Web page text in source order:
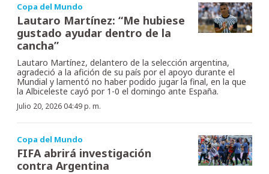
Copa del Mundo
Lautaro Martínez: “Me hubiese
gustado ayudar dentro de la
cancha”
Lautaro Martínez, delantero de la selección argentina,
agradeció a la afición de su país por el apoyo durante el
Mundial y lamentó no haber podido jugar la final, en la que
la Albiceleste cayó por 1-0 el domingo ante España.
Julio 20, 2026 04:49 p. m.
Copa del Mundo
FIFA abrirá investigación
contra Argentina